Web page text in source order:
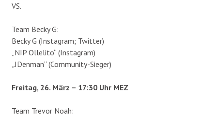
VS.
Team Becky G:
Becky G (Instagram; Twitter)
„NIP Ollelito“ (Instagram)
„JDenman“ (Community-Sieger)
Freitag, 26. März – 17:30 Uhr MEZ
Team Trevor Noah: